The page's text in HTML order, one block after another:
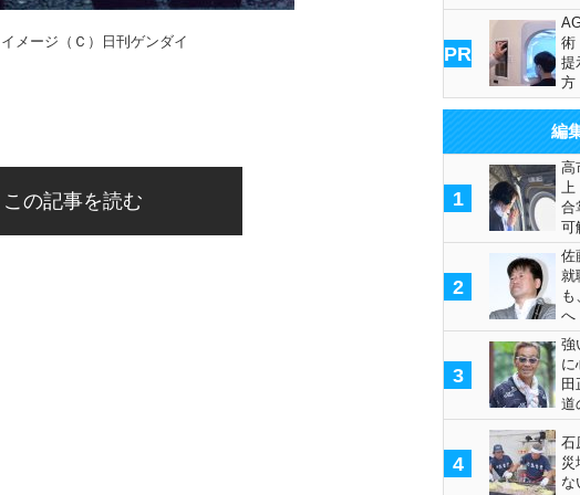
メージ（Ｃ）日刊ゲンダイ
この記事を読む
PR
術
提
方
編
1
高
上
合
可
2
佐
就
へ
3
強
に
道
4
石
災
な